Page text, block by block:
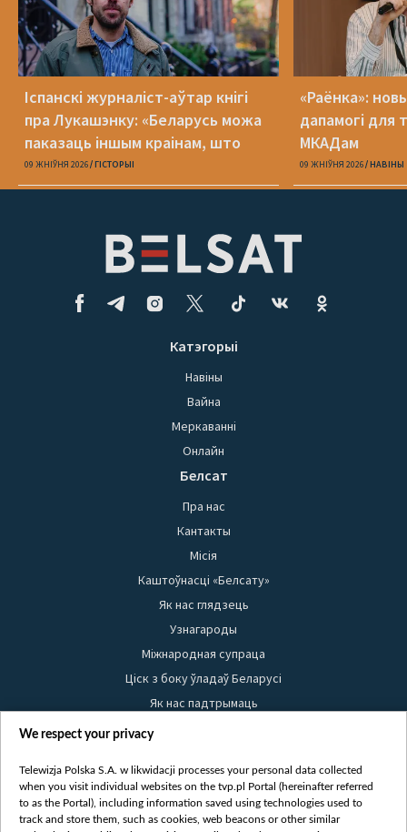
Іспанскі журналіст-аўтар кнігі
пра Лукашэнку: «Беларусь можа
паказаць іншым краінам, што
можа здарыцца з дэмакратыяй»
09 ЖНІЎНЯ 2026 ГІСТОРЫІ
«Раёнка»:
дапамогі для
МКАДам
09 ЖНІЎНЯ 2026 НАВІНЫ
Катэгорыі
Навіны
Вайна
Меркаванні
Онлайн
Белсат
Пра нас
Кантакты
Місія
Каштоўнасці «Белсату»
Як нас глядзець
Узнагароды
Міжнародная супраца
Ціск з боку ўладаў Беларусі
Як нас падтрымаць
Правілы выкарыстання матэрыялаў
Бяспека
Youtube
We respect your privacy
Telewizja Polska S.A. w likwidacji processes your personal data collected
when you visit individual websites on the tvp.pl Portal (hereinafter referred
to as the Portal), including information saved using technologies used to
track and store them, such as cookies, web beacons or other similar